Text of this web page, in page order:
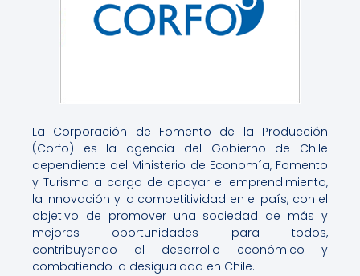
La Corporación de Fomento de la Producción
(Corfo) es la agencia del Gobierno de Chile
dependiente del Ministerio de Economía, Fomento
y Turismo a cargo de apoyar el emprendimiento,
la innovación y la competitividad en el país, con el
objetivo de promover una sociedad de más y
mejores oportunidades para todos,
contribuyendo al desarrollo económico y
combatiendo la desigualdad en Chile.